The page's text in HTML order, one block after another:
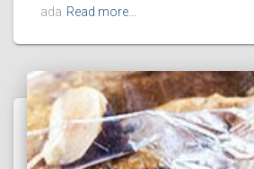
ada Read more…